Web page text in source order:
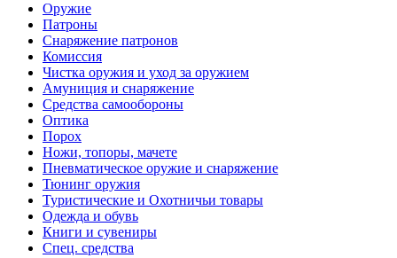
Оружие
Патроны
Снаряжение патронов
Комиссия
Чистка оружия и уход за оружием
Амуниция и снаряжение
Средства самообороны
Оптика
Порох
Ножи, топоры, мачете
Пневматическое оружие и снаряжение
Тюнинг оружия
Туристические и Охотничьи товары
Одежда и обувь
Книги и сувениры
Спец. средства